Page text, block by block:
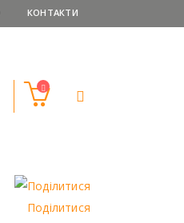
КОНТАКТИ
Поділитися